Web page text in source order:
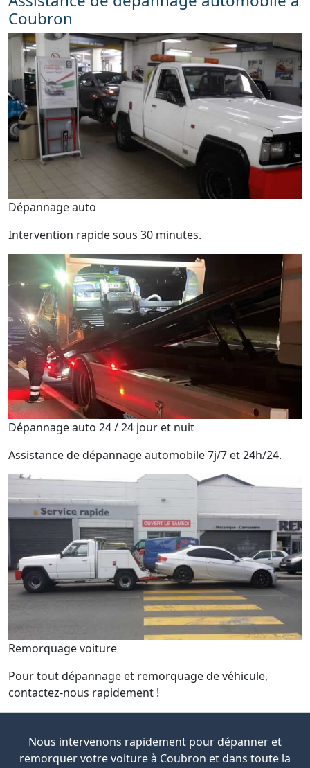
Coubron
Dépannage auto
Intervention rapide sous 30 minutes.
Dépannage auto 24 / 24 jour et nuit
Assistance de dépannage automobile 7j/7 et 24h/24.
Remorquage voiture
Pour tout dépannage et remorquage de véhicule,
contactez-nous rapidement !
Nous intervenons rapidement pour dépanner et
remorquer votre voiture à Coubron et dans toute la